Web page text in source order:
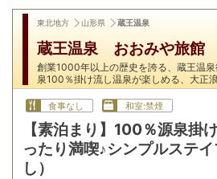
東北地方 山形県 蔵王温泉
蔵王温泉 おおみや旅館
創業1000年以上の歴史を誇る、蔵王温
泉100％掛け流し温泉が楽しめる、大正
食事なし 和室:禁煙
【素泊まり】100％源泉掛
ったり満喫♪シンプルステ
し）